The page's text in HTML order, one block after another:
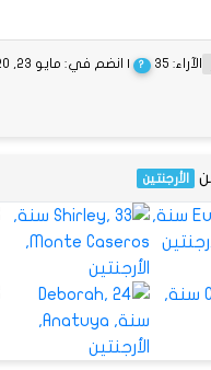
الآراء: 35 ? | انضم في: مايو 23, 2020
الأرجنتين